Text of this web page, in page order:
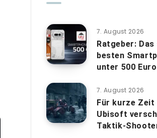
7. August 2026
Ratgeber: Das
besten
unter 500
7. August 2026
Für kurze
Ubisoft
Taktik-